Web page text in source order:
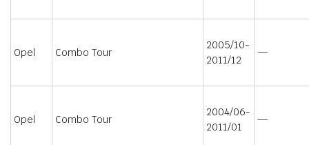
Opel Combo Tour
2005/10-
2011/12
—
Opel Combo Tour
2004/06-
2011/01
—